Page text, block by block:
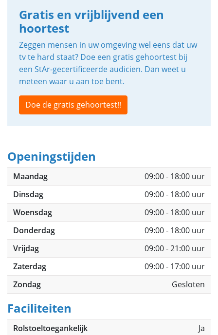
Gratis en vrijblijvend een
hoortest
Zeggen mensen in uw omgeving wel eens dat uw
tv te hard staat? Doe een gratis gehoortest bij
een StAr-gecertificeerde audicien. Dan weet u
meteen waar u aan toe bent.
Doe de gratis gehoortest!!
Openingstijden
Maandag
09:00 - 18:00 uur
Dinsdag
09:00 - 18:00 uur
Woensdag
09:00 - 18:00 uur
Donderdag
09:00 - 18:00 uur
Vrijdag
09:00 - 21:00 uur
Zaterdag
09:00 - 17:00 uur
Zondag
Gesloten
Faciliteiten
Rolstoeltoegankelijk
Ja